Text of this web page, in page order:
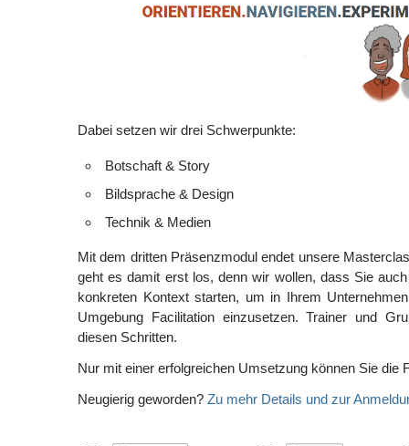
Dabei setzen wir drei Schwerpunkte:
Botschaft & Story
Bildsprache & Design
Technik & Medien
Mit dem dritten Präsenzmodul endet unsere
geht es damit erst los, denn wir wollen, dass Sie
konkreten Kontext starten, um in Ihrem
Umgebung Facilitation einzusetzen. Trainer und
diesen Schritten.
Nur mit einer erfolgreichen Umsetzung können Sie die
Neugierig geworden? Zu mehr Details und zur